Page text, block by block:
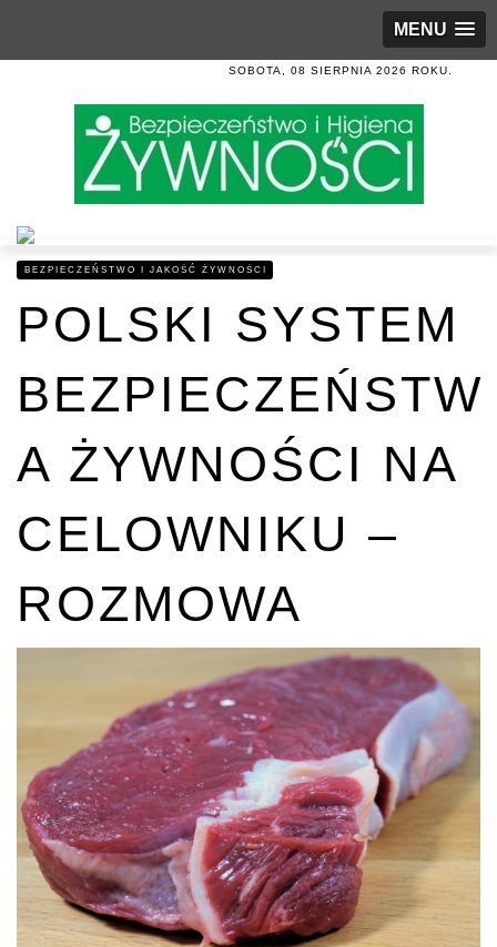
MENU
SOBOTA, 08 SIERPNIA 2026 ROKU.
BEZPIECZEŃSTWO I JAKOŚĆ ŻYWNOŚCI
POLSKI SYSTEM
BEZPIECZEŃSTW
A ŻYWNOŚCI NA
CELOWNIKU –
ROZMOWA